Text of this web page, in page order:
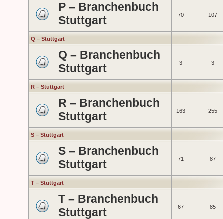
P – Branchenbuch
Stuttgart
70 107
Q – Stuttgart
Q – Branchenbuch
Stuttgart
3 3
R – Stuttgart
R – Branchenbuch
Stuttgart
163 255
S – Stuttgart
S – Branchenbuch
Stuttgart
71 87
T – Stuttgart
T – Branchenbuch
Stuttgart
67 85